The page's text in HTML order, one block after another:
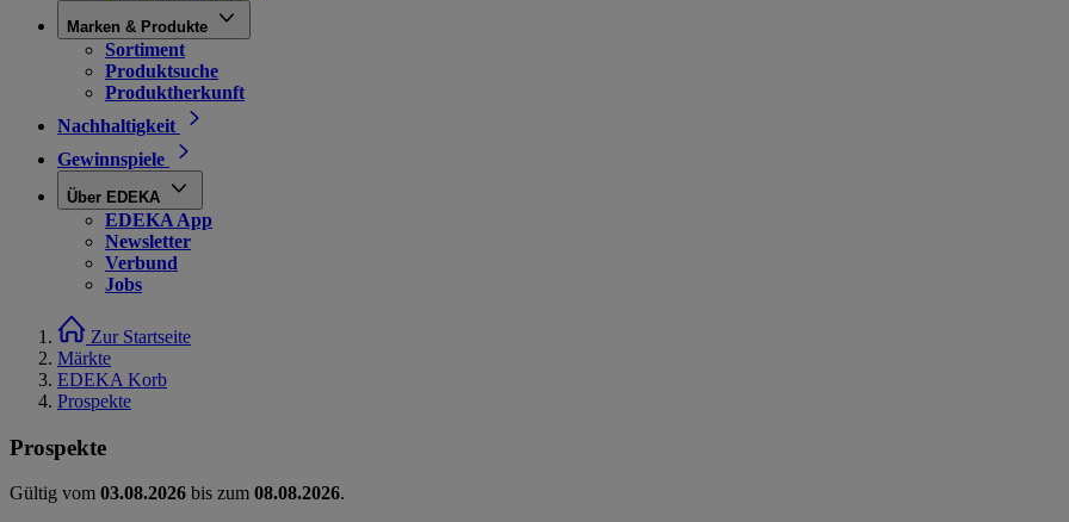
Marken & Produkte
Sortiment
Produktsuche
Produktherkunft
Nachhaltigkeit
Gewinnspiele
Über EDEKA
EDEKA App
Newsletter
Verbund
Jobs
Zur Startseite
Märkte
EDEKA Korb
Prospekte
Prospekte
Gültig vom 03.08.2026 bis zum 08.08.2026.